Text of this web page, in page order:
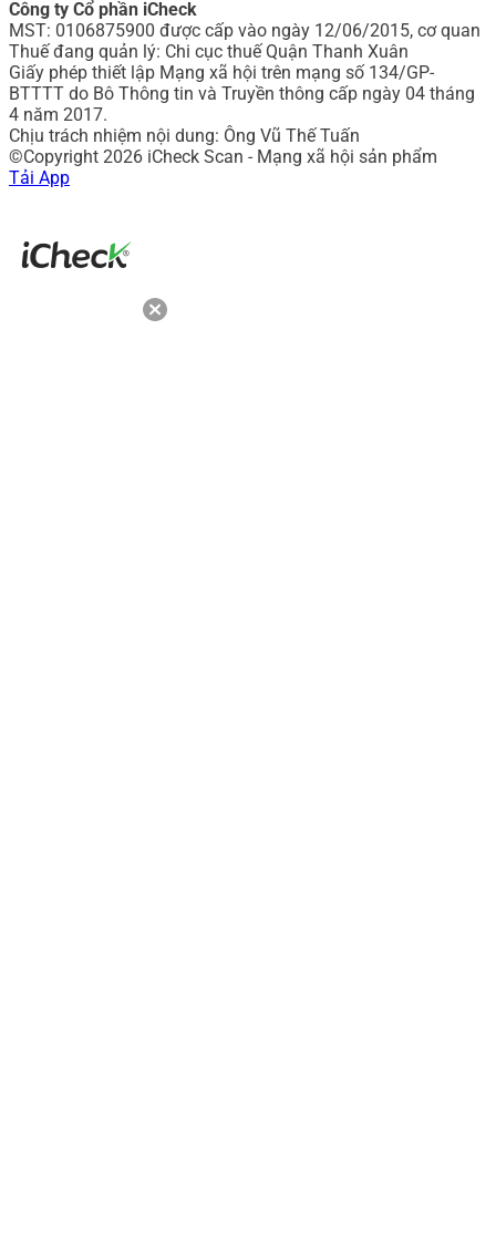
Công ty Cổ phần iCheck
MST: 0106875900 được cấp vào ngày 12/06/2015, cơ quan
Thuế đang quản lý: Chi cục thuế Quận Thanh Xuân
Giấy phép thiết lập Mạng xã hội trên mạng số 134/GP-
BTTTT do Bô Thông tin và Truyền thông cấp ngày 04 tháng
4 năm 2017.
Chịu trách nhiệm nội dung: Ông Vũ Thế Tuấn
©Copyright 2026 iCheck Scan - Mạng xã hội sản phẩm
Tải App